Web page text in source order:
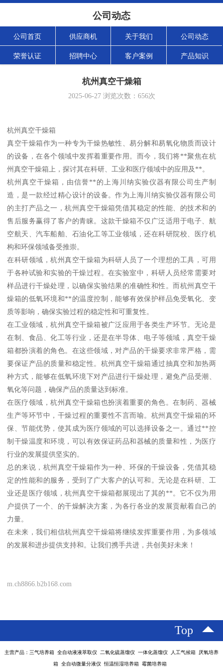
公司动态
公司首页 供应商机 关于我们 公司动态
荣誉认证 招聘中心 客户案例 产品知识
杭州真空干燥箱
2025-06-27浏览次数： 656次
杭州真空干燥箱
真空干燥箱作为一种专为干燥热敏性、易分解和易氧化物质而设计
的设备，在各个领域中发挥着重要作用。而今，我们将**聚焦在杭
州真空干燥箱上，探讨其在科研、工业和医疗领域中的应用及**。
杭州真空干燥箱，由信誉**的上海川纳实验仪器有限公司生产制
造，是一款经过精心设计的设备。作为上海川纳实验仪器有限公司
的主打产品之一，杭州真空干燥箱凭借其稳定的性能、的技术和的
售后服务赢得了客户的青睐。这款干燥箱不仅广泛适用于电子、航
空航天、汽车船舶、石油化工等工业领域，还在科研院校、医疗机
构和环保领域备受推崇。
在科研领域，杭州真空干燥箱为科研人员了一个理想的工具，可用
于各种试验和实验的干燥过程。在实验室中，科研人员经常需要对
样品进行干燥处理，以确保实验结果的准确性和性。而杭州真空干
燥箱的低氧环境和**的温度控制，能够有效保护样品免受氧化、变
质等影响，确保实验过程的稳定性和可重复性。
在工业领域，杭州真空干燥箱被广泛应用于各类生产环节。无论是
在制、食品、化工等行业，还是在半导体、电子等领域，真空干燥
箱都扮演着的角色。在这些领域，对产品的干燥要求非常严格，需
要保证产品的质量和稳定性。杭州真空干燥箱通过抽真空和加热两
种方式，能够在低氧环境下对产品进行干燥处理，避免产品受潮、
氧化等问题，确保产品的质量达到标准。
在医疗领域，杭州真空干燥箱也扮演着重要的角色。在制药、器械
生产等环节中，干燥过程的重要性不言而喻。杭州真空干燥箱的环
保、节能优势，使其成为医疗领域的可以选择设备之一。通过**控
制干燥温度和环境，可以有效保证药品和器械的质量和性，为医疗
行业的发展提供坚实的。
总的来说，杭州真空干燥箱作为一种、环保的干燥设备，凭借其稳
定的性能和的服务，受到了广大客户的认可和。无论是在科研、工
业还是医疗领域，杭州真空干燥箱都展现出了其的**。它不仅为用
户提供了一个、的干燥解决方案，为各行各业的发展贡献着自己的
力量。
在未来，我们相信杭州真空干燥箱将继续发挥重要作用，为多领域
的发展和进步提供支持和。让我们携手共进，共创美好未来！
m.ch8866.b2b168.com
Top
主营产品：三气培养箱 全自动液液萃取仪 二氧化硫蒸馏仪 一体化蒸馏仪 人工气候箱 厌氧培养
箱 全自动微量分液仪 恒温恒湿培养箱 霉菌培养箱